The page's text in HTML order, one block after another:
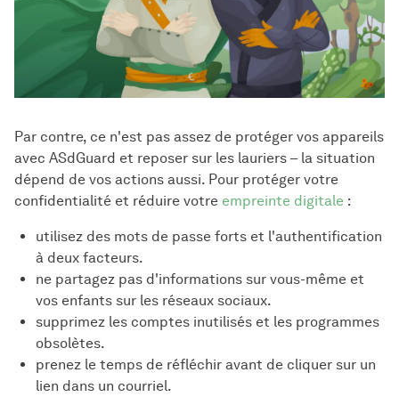
Par contre, ce n'est pas assez de protéger vos appareils
avec ASdGuard et reposer sur les lauriers – la situation
dépend de vos actions aussi. Pour protéger votre
confidentialité et réduire votre empreinte digitale :
utilisez des mots de passe forts et l'authentification
à deux facteurs.
ne partagez pas d'informations sur vous-même et
vos enfants sur les réseaux sociaux.
supprimez les comptes inutilisés et les programmes
obsolètes.
prenez le temps de réfléchir avant de cliquer sur un
lien dans un courriel.